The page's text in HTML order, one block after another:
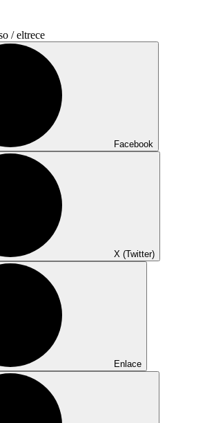
/ eltrece
Facebook
X (Twitter)
Enlace